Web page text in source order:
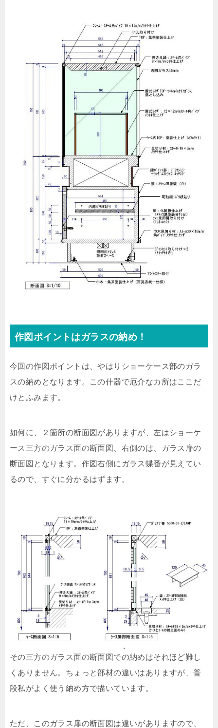
作図ポイントはガラスの納め！
今回の作図ポイントは、やはりショーケース部のガラ
スの納めとなります。この什器で厄介なカ所はここだ
けとふみます。
如何に、２箇所の断面図がありますが、左はショーケ
ース三方のガラス面の断面図、右側のは、ガラス扉の
断面図となります。作図右側にガラス蝶番が見えてい
るので、すぐに分かるはずます。
その三方のガラス面の断面図での納めはそれほど難し
くありません。ちょっと部材の違いはありますが、普
段私がよく使う納め方で描いています。
ただ、このガラス扉の断面図は違いがありますので、